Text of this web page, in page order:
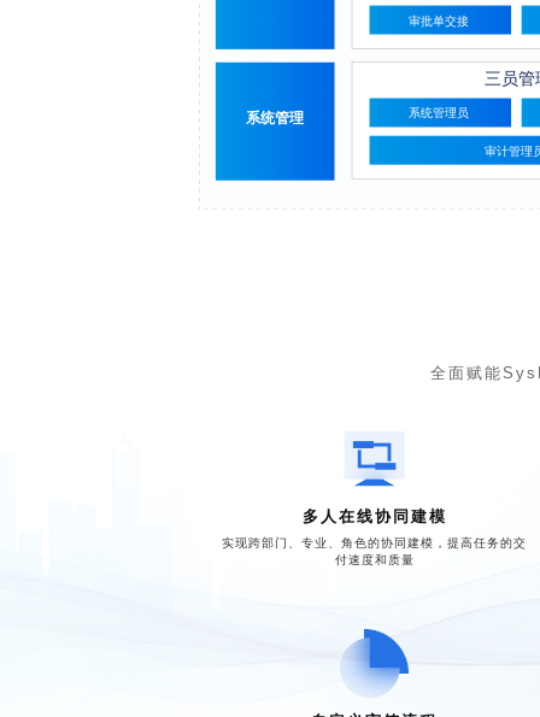
全面赋能
多人在线协同建模
实现跨部门、专业、角色的协同建模，提高任务的交
付速度和质量